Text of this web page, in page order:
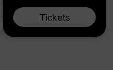
Tickets